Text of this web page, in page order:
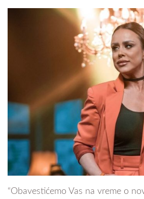
“Obavestićemo Vas na vreme o